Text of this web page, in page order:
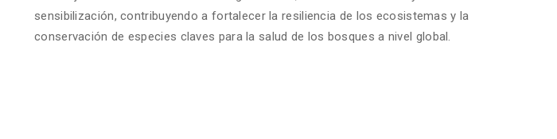
sensibilización, contribuyendo a fortalecer la resiliencia de los ecosistemas y la
conservación de especies claves para la salud de los bosques a nivel global.